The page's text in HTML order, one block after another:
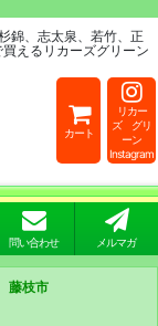
錦、志太泉、若竹、正
えるリカーズグリーン
カート
リカー
ズ グリ
ーン
Instagram
問い合わせ メルマガ
藤枝市